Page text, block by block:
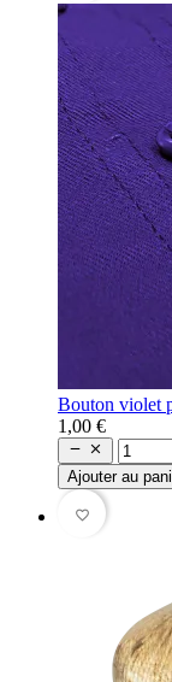
Bouton violet
1,00 €
 
Ajouter au
favorite_border